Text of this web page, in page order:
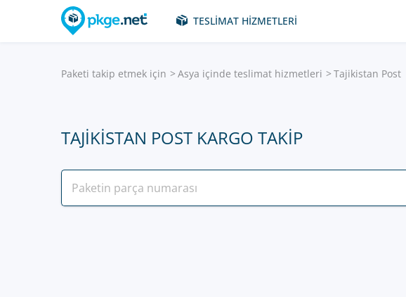
TESLIMAT HIZMETLERI
Paketi takip etmek için Asya içinde teslimat hizmetleri Tajikistan Post
TAJIKISTAN POST KARGO TAKIP